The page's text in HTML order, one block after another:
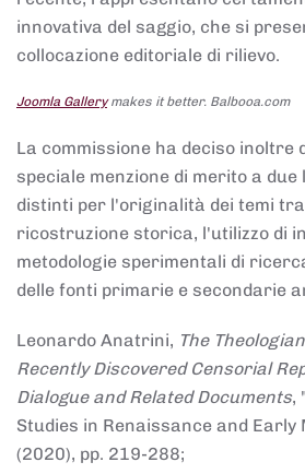
innovativa del saggio, che si
collocazione editoriale di rilievo.
Joomla Gallerymakes it better. Balbooa.com
La commissione ha deciso inoltre
speciale menzione di merito a
distinti per l'originalità dei temi
ricostruzione storica, l'utilizzo di
metodologie sperimentali di
delle fonti primarie e secondarie
Leonardo Anatrini, The
Recently Discovered Censorial
Dialogue and Related Documents,
Studies in Renaissance and Early
(2020), pp. 219-288;